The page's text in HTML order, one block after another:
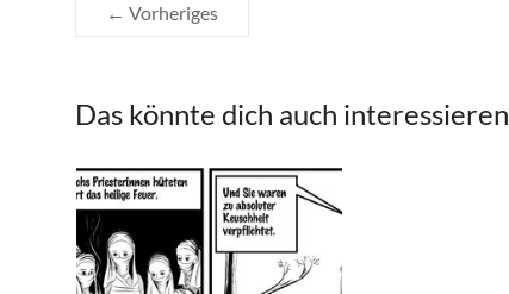
← Vorheriges
Das könnte dich auch interessieren